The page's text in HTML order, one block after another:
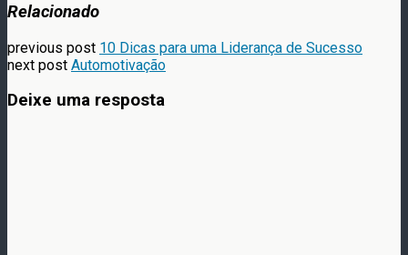
Relacionado
previous post 10 Dicas para uma Liderança de Sucesso
next post Automotivação
Deixe uma resposta